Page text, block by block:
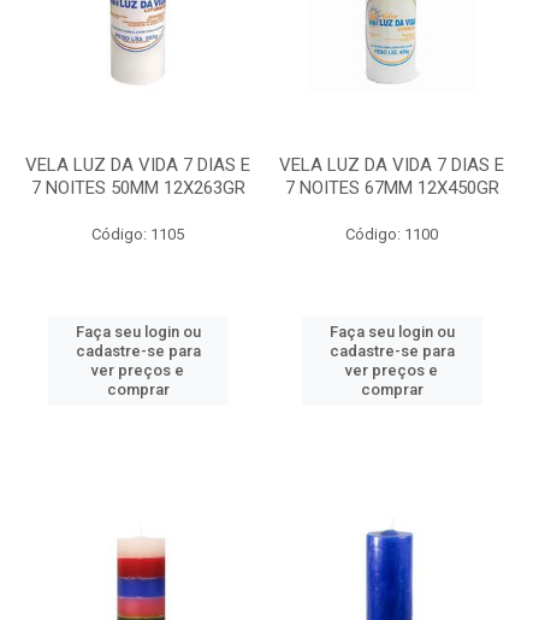
VELA LUZ DA VIDA 7 DIAS E
7 NOITES 50MM 12X263GR
Código: 1105
Faça seu login ou
cadastre-se para
ver preços e
comprar
VELA LUZ DA VIDA 7 DIAS E
7 NOITES 67MM 12X450GR
Código: 1100
Faça seu login ou
cadastre-se para
ver preços e
comprar